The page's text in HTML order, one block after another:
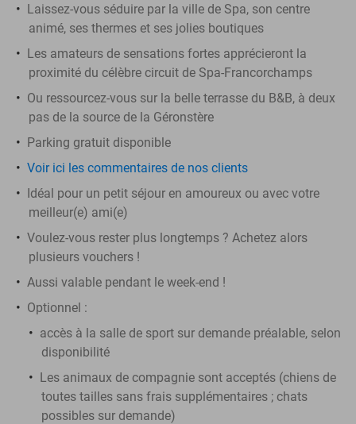
Laissez-vous séduire par la ville de Spa, son centre
animé, ses thermes et ses jolies boutiques
Les amateurs de sensations fortes apprécieront la
proximité du célèbre circuit de Spa-Francorchamps
Ou ressourcez-vous sur la belle terrasse du B&B, à deux
pas de la source de la Géronstère
Parking gratuit disponible
Voir ici les commentaires de nos clients
Idéal pour un petit séjour en amoureux ou avec votre
meilleur(e) ami(e)
Voulez-vous rester plus longtemps ? Achetez alors
plusieurs vouchers !
Aussi valable pendant le week-end !
Optionnel :
accès à la salle de sport sur demande préalable, selon
disponibilité
Les animaux de compagnie sont acceptés (chiens de
toutes tailles sans frais supplémentaires ; chats
possibles sur demande)